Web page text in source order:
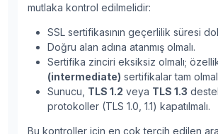
mutlaka kontrol edilmelidir:
SSL sertifikasının geçerlilik süresi
Doğru alan adına atanmış olmalı.
Sertifika zinciri eksiksiz olmalı;
(intermediate) sertifikalar tam
Sunucu, TLS 1.2 veya TLS 1.3
protokoller (TLS 1.0, 1.1) kapatılmalı.
Bu kontroller için en çok tercih edilen